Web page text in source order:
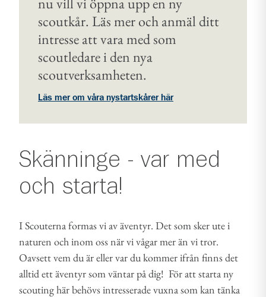
scoutkår. Läs mer och anmäl ditt
intresse att vara med som
scoutledare i den nya
scoutverksamheten.
Läs mer om våra nystartskårer här
Skänninge - var med
och starta!
I Scouterna formas vi av äventyr. Det som sker ute i
naturen och inom oss när vi vågar mer än vi tror.
Oavsett vem du är eller var du kommer ifrån finns det
alltid ett äventyr som väntar på dig! För att starta ny
scouting här behövs intresserade vuxna som kan tänka